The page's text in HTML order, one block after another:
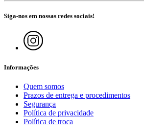
Siga-nos em nossas redes sociais!
Informações
Quem somos
Prazos de entrega e procedimentos
Segurança
Política de privacidade
Política de troca